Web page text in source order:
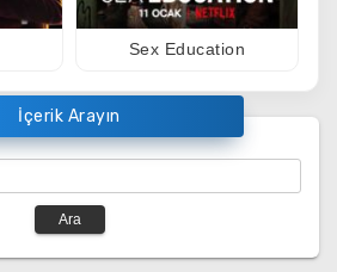
Sex Education
İçerik Arayın